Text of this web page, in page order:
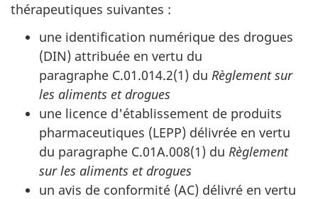
thérapeutiques suivantes :
une identification numérique des drogues
(DIN) attribuée en vertu du
paragraphe C.01.014.2(1) du Règlement sur
les aliments et drogues
une licence d'établissement de produits
pharmaceutiques (LEPP) délivrée en vertu
du paragraphe C.01A.008(1) du Règlement
sur les aliments et drogues
un avis de conformité (AC) délivré en vertu